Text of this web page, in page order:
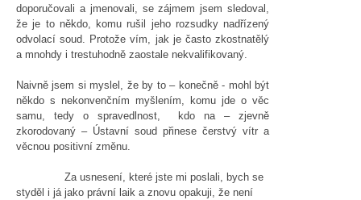
doporučovali a jmenovali, se zájmem jsem sledoval,
že je to někdo, komu rušil jeho rozsudky nadřízený
odvolací soud. Protože vím, jak je často zkostnatělý
a mnohdy i trestuhodně zaostale nekvalifikovaný.
Naivně jsem si myslel, že by to – konečně - mohl být
někdo s nekonvenčním myšlením, komu jde o věc
samu, tedy o spravedlnost, kdo na – zjevně
zkorodovaný – Ústavní soud přinese čerstvý vítr a
věcnou positivní změnu.
Za usnesení, které jste mi poslali, bych se
styděl i já jako právní laik a znovu opakuji, že není